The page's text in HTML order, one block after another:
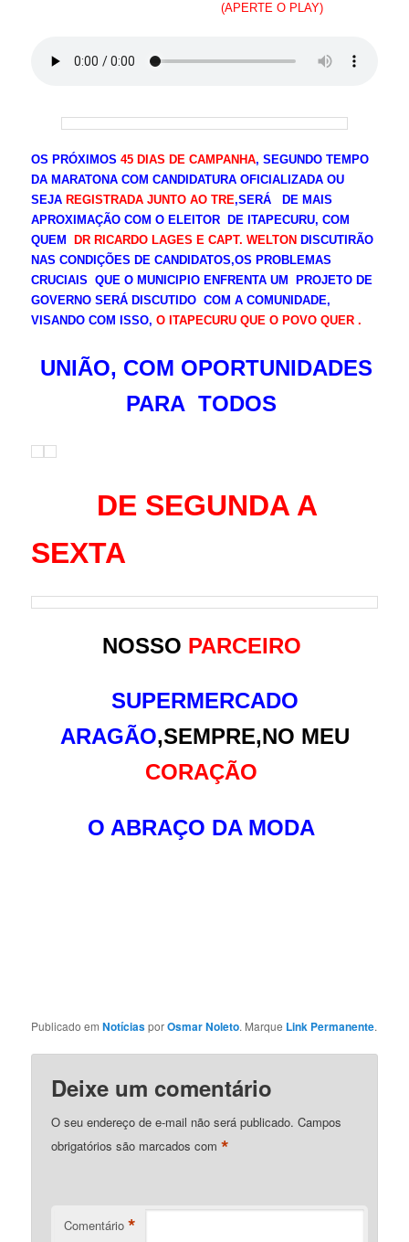
(APERTE O PLAY)
OS PRÓXIMOS45 DIAS DE CAMPANHA, SEGUNDO TEMPO
DA MARATONA COM CANDIDATURA OFICIALIZADA OU
SEJA REGISTRADA JUNTO AO TRE,SERÁ DE MAIS
APROXIMAÇÃO COM O ELEITOR DE ITAPECURU, COM
QUEM
DR RICARDO LAGES E CAPT. WELTON DISCUTIRÃO
NAS CONDIÇÕES DE CANDIDATOS,OS PROBLEMAS
CRUCIAIS QUE O MUNICIPIO ENFRENTA UM PROJETO DE
GOVERNO SERÁ DISCUTIDO COM A COMUNIDADE,
VISANDO COM ISSO,O ITAPECURU QUE O POVO QUER .
UNIÃO, COM OPORTUNIDADES
PARA TODOS
DE SEGUNDA A
SEXTA
NOSSO PARCEIRO
SUPERMERCADO
ARAGÃO,SEMPRE,NO MEU
CORAÇÃO
O ABRAÇO DA MODA
Publicado emNotíciasporOsmar Noleto. Marque Link Permanente.
Deixe um comentário
O seu endereço de e-mail não será publicado. Campos
obrigatórios são marcados com*
Comentário *